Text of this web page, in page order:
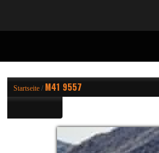
Startseite / M41 9557